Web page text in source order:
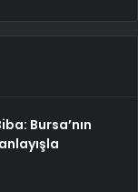
Bursa’nın